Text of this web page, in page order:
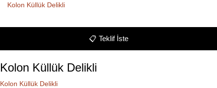
Kolon Küllük Delikli
📋 Teklif İste
Kolon Küllük Delikli
Kolon Küllük Delikli